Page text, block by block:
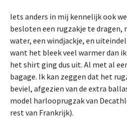
Iets anders in mij kennelijk ook
besloten een rugzakje te dragen,
water, een windjackje, en
want het bleek veel warmer dan
het shirt ging dus uit. Al met al
bagage. Ik kan zeggen dat het
beviel, afgezien van de extra
model harlooprugzak van
rest van Frankrijk).